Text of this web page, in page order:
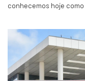
conhecemos hoje como